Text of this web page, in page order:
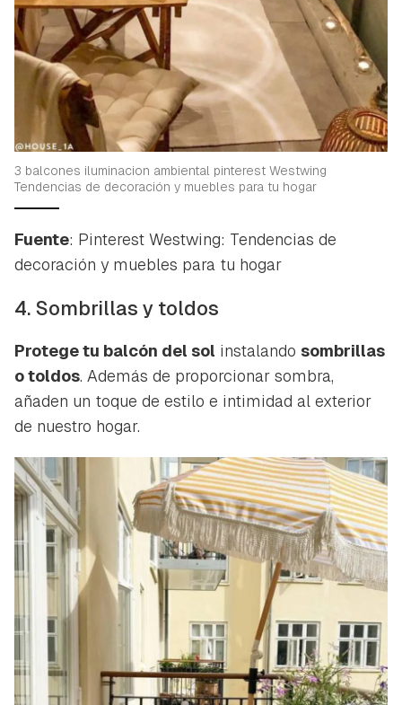
Guardar como favorito
Para poder guardar como favorito, primero has de
3 balcones iluminacion ambiental pinterest Westwing
Tendencias de decoración y muebles para tu hogar
Fuente: Pinterest Westwing: Tendencias de
decoración y muebles para tu hogar
4. Sombrillas y toldos
Protege tu balcón del sol instalando sombrillas
o toldos. Además de proporcionar sombra,
añaden un toque de estilo e intimidad al exterior
de nuestro hogar.
Contenido enviado
Gracias por suscribirte a nuestro boletín.